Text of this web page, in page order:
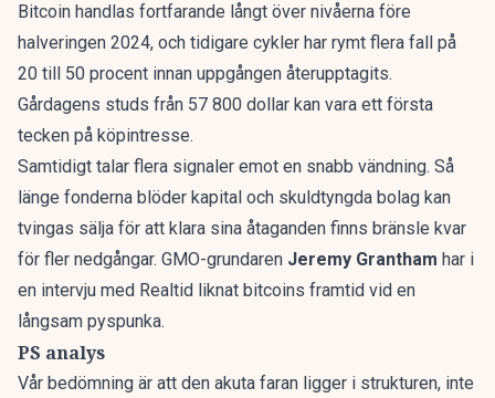
Bitcoin handlas fortfarande långt över nivåerna före
halveringen 2024, och tidigare cykler har rymt flera fall på
20 till 50 procent innan uppgången återupptagits.
Gårdagens studs från 57 800 dollar kan vara ett första
tecken på köpintresse.
Samtidigt talar flera signaler emot en snabb vändning. Så
länge fonderna blöder kapital och skuldtyngda bolag kan
tvingas sälja för att klara sina åtaganden finns bränsle kvar
för fler nedgångar. GMO-grundaren Jeremy Grantham har i
en intervju med Realtid liknat bitcoins framtid vid en
långsam pyspunka.
PS analys
Vår bedömning är att den akuta faran ligger i strukturen, inte